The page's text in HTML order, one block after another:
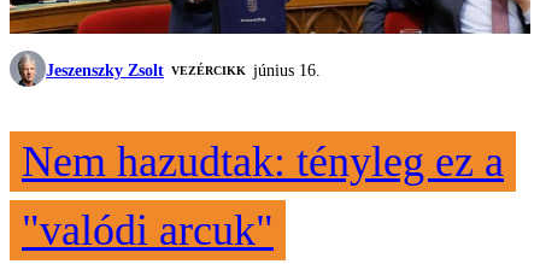
Jeszenszky Zsolt VEZÉRCIKK június 16.
Nem hazudtak: tényleg ez a
"valódi arcuk"